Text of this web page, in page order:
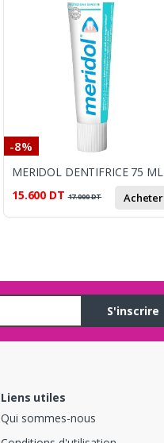
-8%
MERIDOL DENTIFRICE 75 ML
15.600 DT 17.000DT Acheter
S'inscrire
Liens utiles
Qui sommes-nous